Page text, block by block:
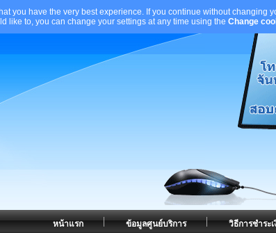
you have the very best experience. If you continue without changing
like to, you can change your settings at any time using the Change
วิธีการชำระเ
ข้อมูลศูนย์บริการ
หน้าแรก